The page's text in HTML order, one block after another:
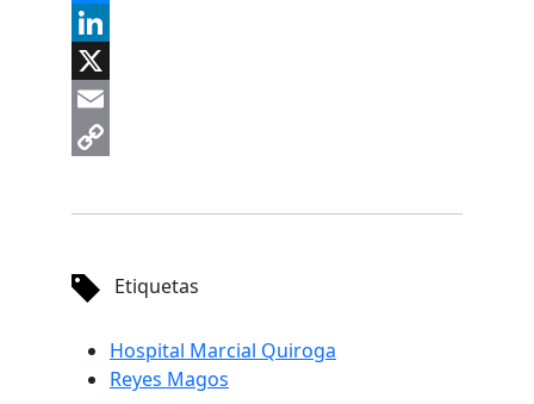
Messenger
LinkedIn
X
Email
Link
Etiquetas
Hospital Marcial Quiroga
Reyes Magos